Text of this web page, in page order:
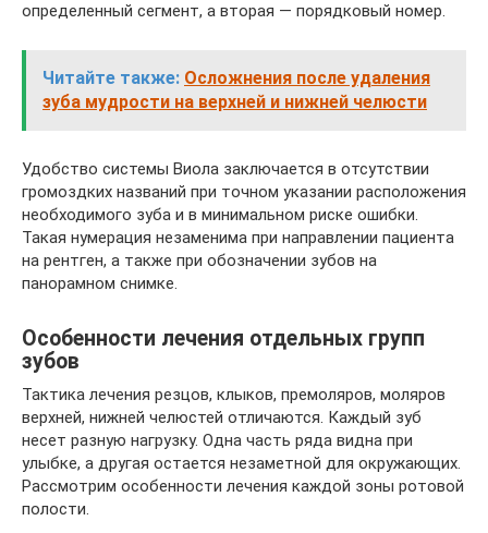
определенный сегмент, а вторая — порядковый номер.
Читайте также: Осложнения после удаления
зуба мудрости на верхней и нижней челюсти
Удобство системы Виола заключается в отсутствии
громоздких названий при точном указании расположения
необходимого зуба и в минимальном риске ошибки.
Такая нумерация незаменима при направлении пациента
на рентген, а также при обозначении зубов на
панорамном снимке.
Особенности лечения отдельных групп
зубов
Тактика лечения резцов, клыков, премоляров, моляров
верхней, нижней челюстей отличаются. Каждый зуб
несет разную нагрузку. Одна часть ряда видна при
улыбке, а другая остается незаметной для окружающих.
Рассмотрим особенности лечения каждой зоны ротовой
полости.